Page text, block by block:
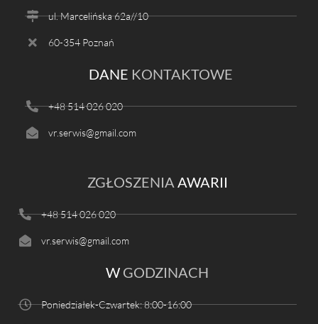
ul. Marcelińska 62a//10
60-354 Poznań
DANE KONTAKTOWE
+48 514 026 020
vr.serwis@gmail.com
ZGŁOSZENIA AWARII
+48 514 026 020
vr.serwis@gmail.com
W GODZINACH
Poniedziałek-Czwartek: 8:00-16:00